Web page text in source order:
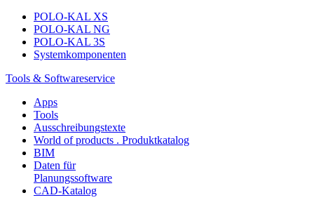
POLO-KAL XS
POLO-KAL NG
POLO-KAL 3S
Systemkomponenten
Tools & Softwareservice
Apps
Tools
Ausschreibungstexte
World of products . Produktkatalog
BIM
Daten für
Planungssoftware
CAD-Katalog